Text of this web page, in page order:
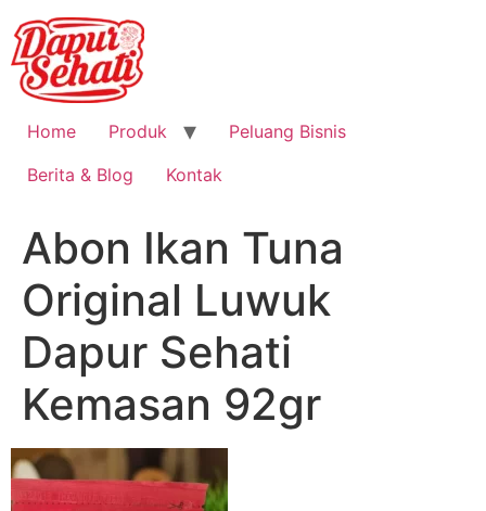
Home Produk
Peluang Bisnis
Berita & Blog
Kontak
Abon Ikan Tuna
Original Luwuk
Dapur Sehati
Kemasan 92gr